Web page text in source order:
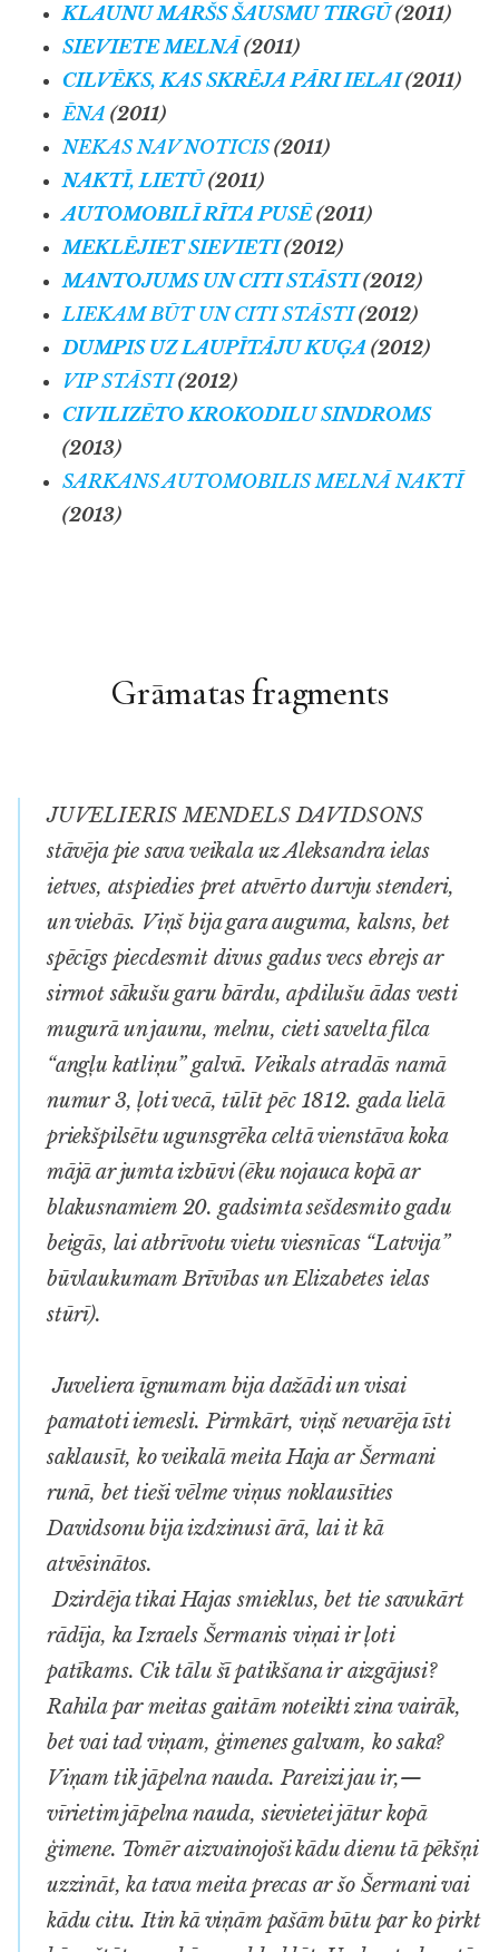
KLAUNU MARŠS ŠAUSMU TIRGŪ(2011)
SIEVIETE MELNĀ(2011)
CILVĒKS, KAS SKRĒJA PĀRI IELAI(2011)
ĒNA (2011)
NEKAS NAV NOTICIS(2011)
NAKTĪ, LIETŪ(2011)
AUTOMOBILĪ RĪTA PUSĒ(2011)
MEKLĒJIET SIEVIETI(2012)
MANTOJUMS UN CITI STĀSTI(2012)
LIEKAM BŪT UN CITI STĀSTI(2012)
DUMPIS UZ LAUPĪTĀJU KUĢA(2012)
VIP STĀSTI(2012)
CIVILIZĒTO KROKODILU SINDROMS
(2013)
SARKANS AUTOMOBILIS MELNĀ NAKTĪ
(2013)
Grāmatas fragments
JUVELIERIS MENDELS DAVIDSONS
stāvēja pie sava veikala uz Aleksandra ielas
ietves, atspiedies pret atvērto durvju stenderi,
un viebās. Viņš bija gara auguma, kalsns, bet
spēcīgs piecdesmit divus gadus vecs ebrejs ar
sirmot sākušu garu bārdu, apdilušu ādas vesti
mugurā un jaunu, melnu, cieti savelta filca
“angļu katliņu” galvā. Veikals atradās namā
numur 3, ļoti vecā, tūlīt pēc 1812. gada lielā
priekšpilsētu ugunsgrēka celtā vienstāva koka
mājā ar jumta izbūvi (ēku nojauca kopā ar
blakusnamiem 20. gadsimta sešdesmito gadu
beigās, lai atbrīvotu vietu viesnīcas “Latvija”
būvlaukumam Brīvības un Elizabetes ielas
stūrī).
Juveliera īgnumam bija dažādi un visai
pamatoti iemesli. Pirmkārt, viņš nevarēja īsti
saklausīt, ko veikalā meita Haja ar Šermani
runā, bet tieši vēlme viņus noklausīties
Davidsonu bija izdzinusi ārā, lai it kā
atvēsinātos.
Dzirdēja tikai Hajas smieklus, bet tie savukārt
rādīja, ka Izraels Šermanis viņai ir ļoti
patīkams. Cik tālu šī patikšana ir aizgājusi?
Rahila par meitas gaitām noteikti zina vairāk,
bet vai tad viņam, ģimenes galvam, ko saka?
Viņam tik jāpelna nauda. Pareizi jau ir,—
vīrietim jāpelna nauda, sievietei jātur kopā
ģimene. Tomēr aizvainojoši kādu dienu tā pēkšņi
uzzināt, ka tava meita precas ar šo Šermani vai
kādu citu. Itin kā viņām pašām būtu par ko pirkt